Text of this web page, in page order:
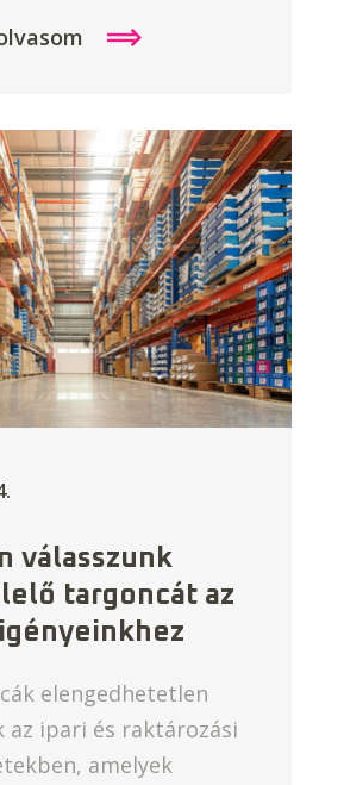
válasszunk
targoncát az
elengedhetetlen
az ipari és raktározási
amelyek